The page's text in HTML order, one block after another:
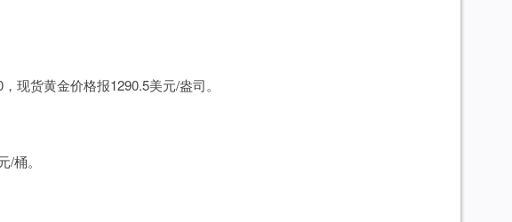
现货黄金价格报1290.5美元/盎司。
桶。